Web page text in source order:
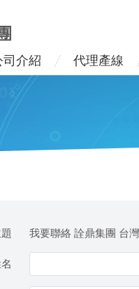
司介紹 代理產線
我要聯絡 詮鼎集團 台